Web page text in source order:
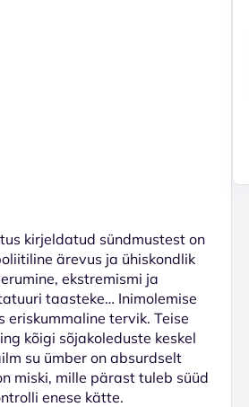
kirjeldatud sündmustest on
ärevus ja ühiskondlik
ekstremismi ja
taasteke… Inimolemise
tervik. Teise
kõigi sõjakoleduste keskel
su ümber on absurdselt
miski, mille pärast tuleb süüd
enese kätte.